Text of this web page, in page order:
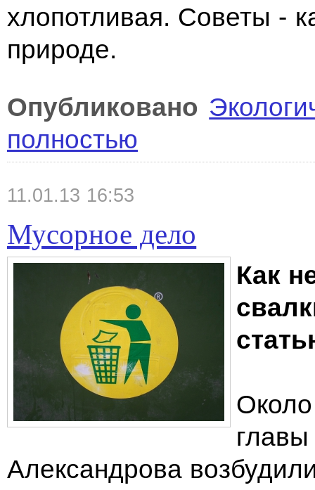
хлопотливая. Советы -
природе.
Опубликовано
полностью
11.01.13 16:53
Мусорное дело
Как
Александрова